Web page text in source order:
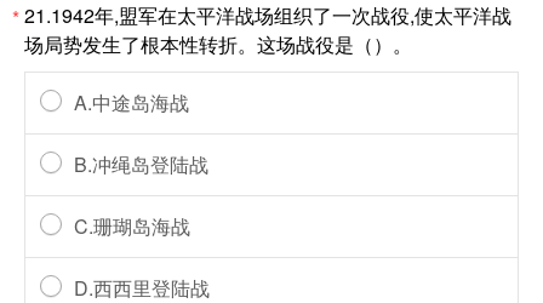
*21.1942年,盟军在太平洋战场组织了一次战役,使太平洋战
场局势发生了根本性转折。这场战役是（）。
A.中途岛海战
B.冲绳岛登陆战
C.珊瑚岛海战
D.西西里登陆战